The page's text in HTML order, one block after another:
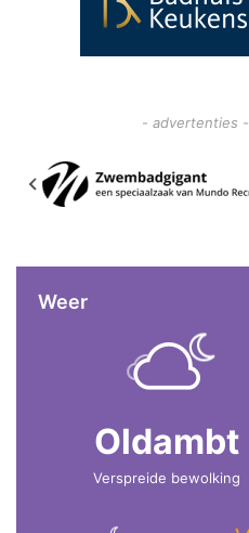
- advertenties -
Weer
Oldambt
Verspreide bewolking